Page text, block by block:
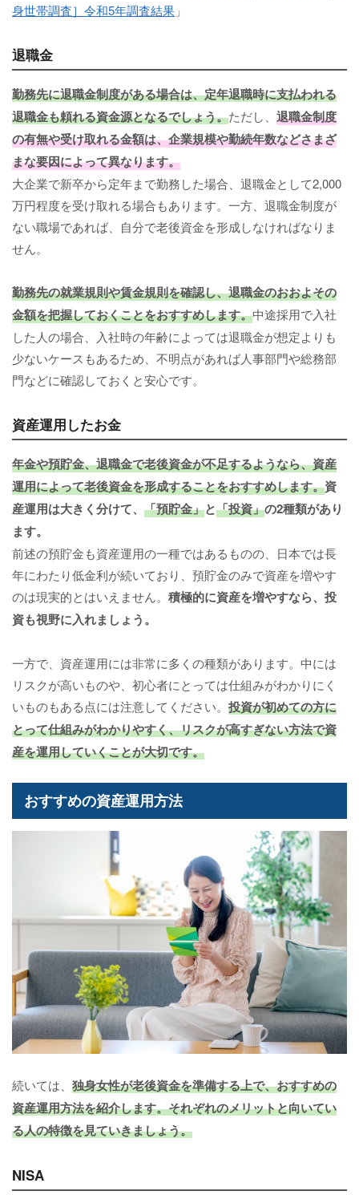
身世帯調査］令和5年調査結果 」
退職金
勤務先に退職金制度がある場合は、定年退職時に支払われる
退職金も頼れる資金源となるでしょう。ただし、 退職金制度
の有無や受け取れる金額は、企業規模や勤続年数などさまざ
まな要因によって異なります。
大企業で新卒から定年まで勤務した場合、退職金として2,000
万円程度を受け取れる場合もあります。一方、退職金制度が
ない職場であれば、自分で老後資金を形成しなければなりま
せん。
勤務先の就業規則や賃金規則を確認し、退職金のおおよその
金額を把握しておくことをおすすめします。中途採用で入社
した人の場合、入社時の年齢によっては退職金が想定よりも
少ないケースもあるため、不明点があれば人事部門や総務部
門などに確認しておくと安心です。
資産運用したお金
年金や預貯金、退職金で老後資金が不足するようなら、資産
運用によって老後資金を形成することをおすすめします。資
産運用は大きく分けて、 「預貯金」と「投資」の2種類があり
ます。
前述の預貯金も資産運用の一種ではあるものの、日本では長
年にわたり低金利が続いており、預貯金のみで資産を増やす
のは現実的とはいえません。 積極的に資産を増やすなら、投
資も視野に入れましょう。
一方で、資産運用には非常に多くの種類があります。中には
リスクが高いものや、初心者にとっては仕組みがわかりにく
いものもある点には注意してください。 投資が初めての方に
とって仕組みがわかりやすく、リスクが高すぎない方法で資
産を運用していくことが大切です。
おすすめの資産運用方法
続いては、 独身女性が老後資金を準備する上で、おすすめの
資産運用方法を紹介します。それぞれのメリットと向いてい
る人の特徴を見ていきましょう。
NISA